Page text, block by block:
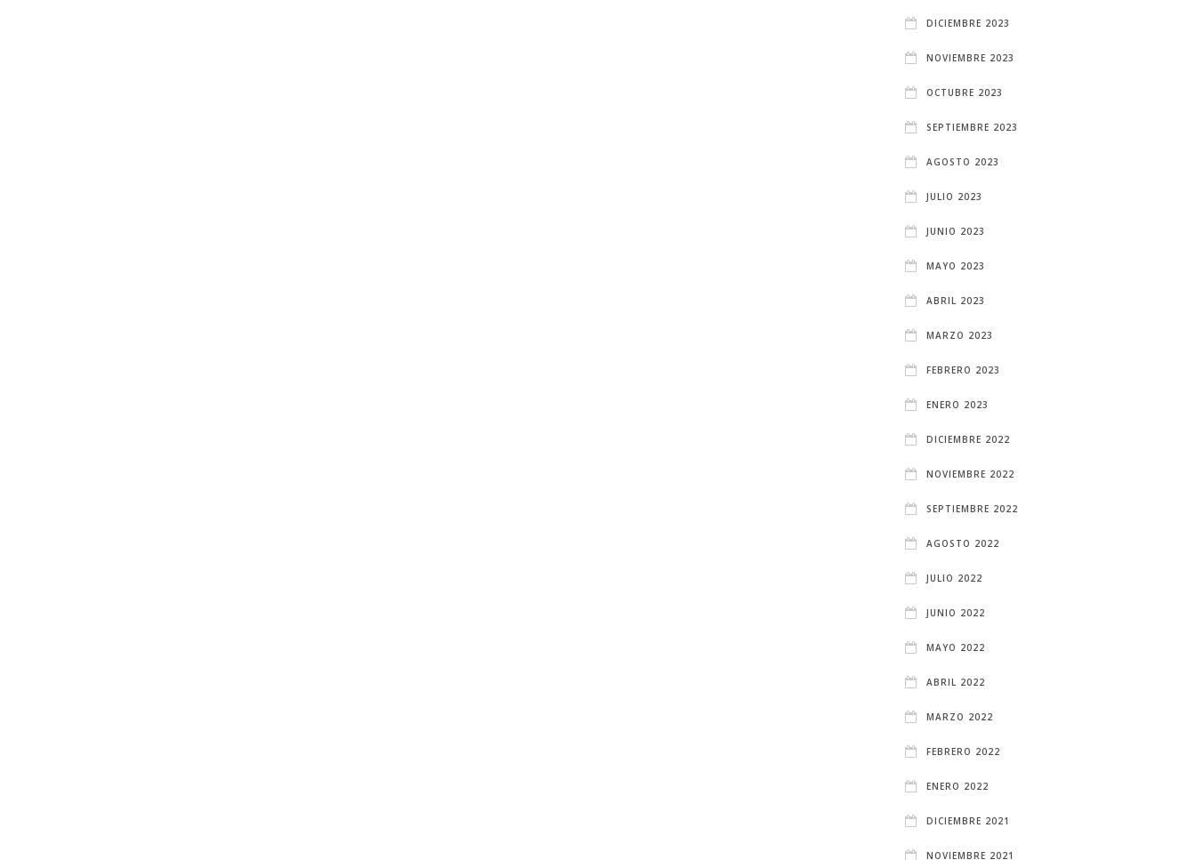
DICIEMBRE 2023
NOVIEMBRE 2023
OCTUBRE 2023
SEPTIEMBRE 2023
AGOSTO 2023
JULIO 2023
JUNIO 2023
MAYO 2023
ABRIL 2023
MARZO 2023
FEBRERO 2023
ENERO 2023
DICIEMBRE 2022
NOVIEMBRE 2022
SEPTIEMBRE 2022
AGOSTO 2022
JULIO 2022
JUNIO 2022
MAYO 2022
ABRIL 2022
MARZO 2022
FEBRERO 2022
ENERO 2022
DICIEMBRE 2021
NOVIEMBRE 2021